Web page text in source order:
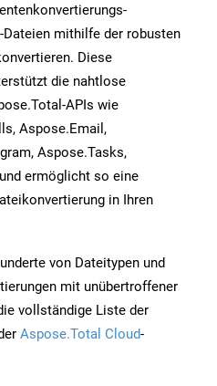
mithilfe der robusten
Diese
die nahtlose
APIs wie
Aspose.Email,
Aspose.Tasks,
ermöglicht so eine
in Ihren
von Dateitypen und
mit unübertroffener
vollständige Liste der
Aspose.Total Cloud-